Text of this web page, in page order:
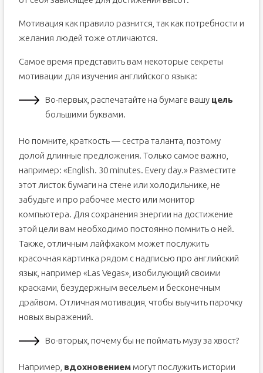
Мотивация как правило разнится, так как потребности и
желания людей тоже отличаются.
Самое время представить вам некоторые секреты
мотивации для изучения английского языка:
Во-первых, распечатайте на бумаге вашу цель
большими буквами.
Но помните, краткость — сестра таланта, поэтому
долой длинные предложения. Только самое важно,
например: «English. 30 minutes. Every day.» Разместите
этот листок бумаги на стене или холодильнике, не
забудьте и про рабочее место или монитор
компьютера. Для сохранения энергии на достижение
этой цели вам необходимо постоянно помнить о ней.
Также, отличным лайфхаком может послужить
красочная картинка рядом с надписью про английский
язык, например «Las Vegas», изобилующий своими
красками, безудержным весельем и бесконечным
драйвом. Отличная мотивация, чтобы выучить парочку
новых выражений.
Во-вторых, почему бы не поймать музу за хвост?
Например, вдохновениеммогут послужить истории